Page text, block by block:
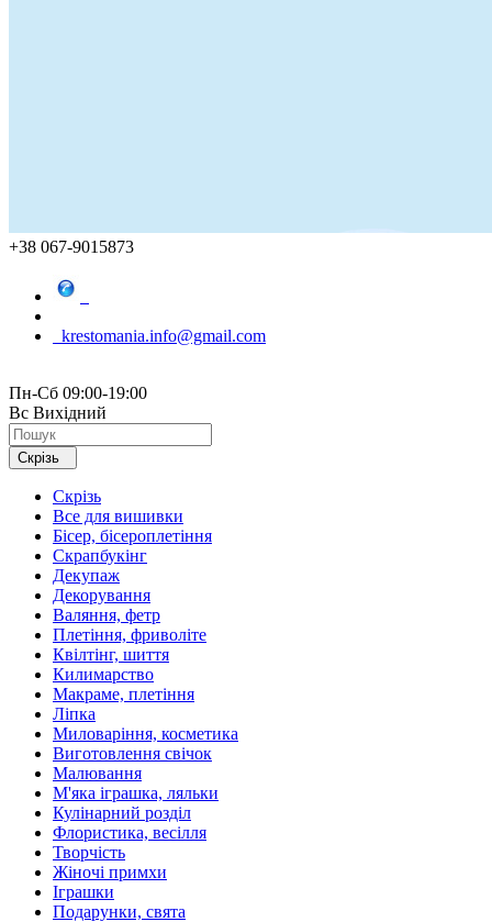
+38 067-9015873
krestomania.info@gmail.com
Пн-Сб 09:00-19:00
Вс Вихідний
Скрізь
Скрізь
Все для вишивки
Бісер, бісероплетіння
Скрапбукінг
Декупаж
Декорування
Валяння, фетр
Плетіння, фриволіте
Квілтінг, шиття
Килимарство
Макраме, плетіння
Ліпка
Миловаріння, косметика
Виготовлення свічок
Малювання
М'яка іграшка, ляльки
Кулінарний розділ
Флористика, весілля
Творчість
Жіночі примхи
Іграшки
Подарунки, свята